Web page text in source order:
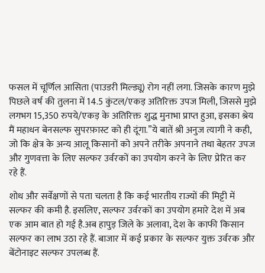
फसल में चूर्णिल आसिता (पाउडरी मिल्ड्यू) रोग नहीं लगा. जिसके कारण मुझे
पिछले वर्ष की तुलना में 14.5 कुंटल/एकड़ अतिरिक्त उपज मिली, जिससे मुझे
लगभग 15,350 रुपये/एकड़ के अतिरिक्त शुद्ध मुनाभा प्राप्त हुआ, इसका श्रेय
मैं महाधन बेनसल्फ सुपरफ़ास्ट को ही दूंगा.”ये बातें श्री अनुज त्यागी ने कही,
जो कि क्षेत्र के अन्य आलू किसानों को अपने तरीके अपनाने तथा बेहतर उपज
और गुणवत्ता के लिए सल्फर उर्वरकों का उपयोग करने के लिए प्रेरित कर
रहे हैं.
शोध और सर्वेक्षणों से पता चलता है कि कई भारतीय राज्यों की मिट्टी में
सल्फर की कमी है. इसलिए,सल्फर उर्वरकों का उपयोग हमारे देश में अब
एक आम बात हो गई है.अब हापुड़ जिले के अलावा,देश के काफी किसान
सल्फर का लाभ उठा रहे हैं. बाजार में कई प्रकार के सल्फर युक्त उर्वरक और
बेंटोनाइट सल्फर उपलब्ध हैं.